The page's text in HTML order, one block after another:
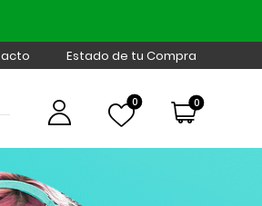
Estado de tu Compra
0 0